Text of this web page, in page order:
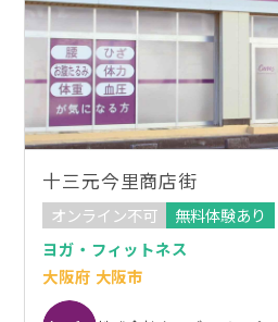
十三元今里商店街
オンライン不可
無料体験あり
ヨガ・フィットネス
大阪府 大阪市